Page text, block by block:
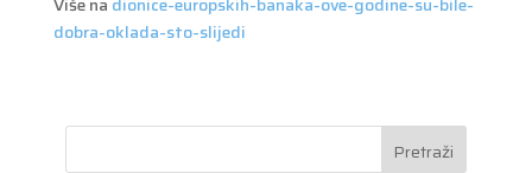
dobra-oklada-sto-slijedi